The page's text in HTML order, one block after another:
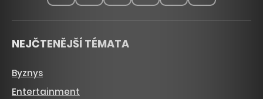
NEJČTENĚJŠÍ TÉMATA
Byznys
Entertainment